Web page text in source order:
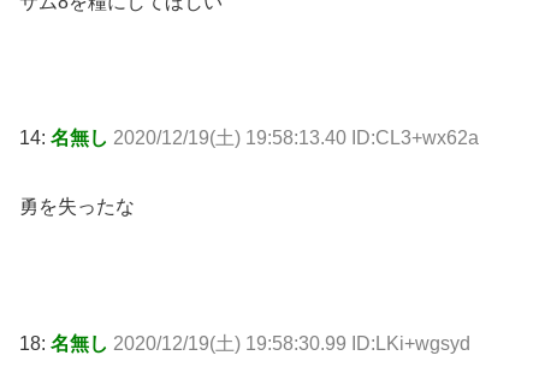
14: 名無し 2020/12/19(土) 19:58:13.40 ID:CL3+wx62a
勇を失ったな
18: 名無し 2020/12/19(土) 19:58:30.99 ID:LKi+wgsyd